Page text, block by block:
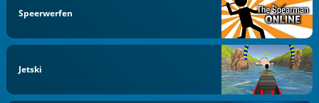
Speerwerfen
Jetski